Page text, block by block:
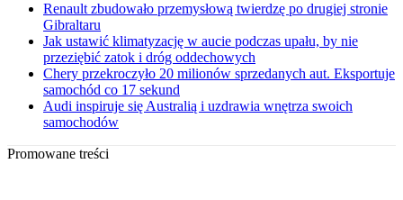
Renault zbudowało przemysłową twierdzę po drugiej stronie
Gibraltaru
Jak ustawić klimatyzację w aucie podczas upału, by nie
przeziębić zatok i dróg oddechowych
Chery przekroczyło 20 milionów sprzedanych aut. Eksportuje
samochód co 17 sekund
Audi inspiruje się Australią i uzdrawia wnętrza swoich
samochodów
Promowane treści